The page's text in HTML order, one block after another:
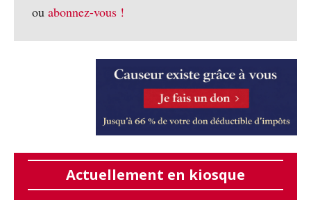
ou abonnez-vous !
Actuellement en kiosque